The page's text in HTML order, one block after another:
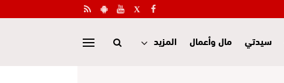
سيدتي مال وأعمال المزيد